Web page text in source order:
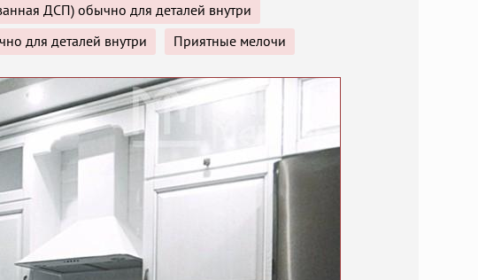
ДСП) обычно для деталей внутри
для деталей внутри
Приятные мелочи